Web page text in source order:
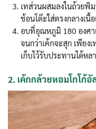
เทส่วนผสมลงในถ้วยพิ
ช้อนโต๊ะใส่ตรงกลางเนื้อ
อบที่อุณหภูมิ 180 องศา
จนกว่าเค้กจะสุก เพียง
เก็บไว้รับประทานได้หล
2. เค้กกล้วยหอมโกโก้